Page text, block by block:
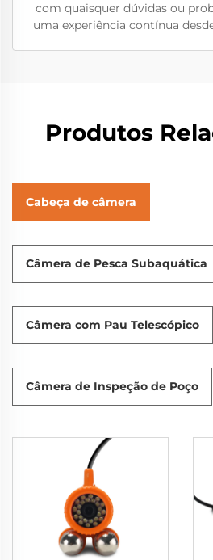
com quaisquer dúvidas ou
uma experiência contínua
Produtos
Cabeça de câmera
Câmera de Pesca Subaquática
Câmera com Pau Telescópico
Câmera de Inspeção de Poço